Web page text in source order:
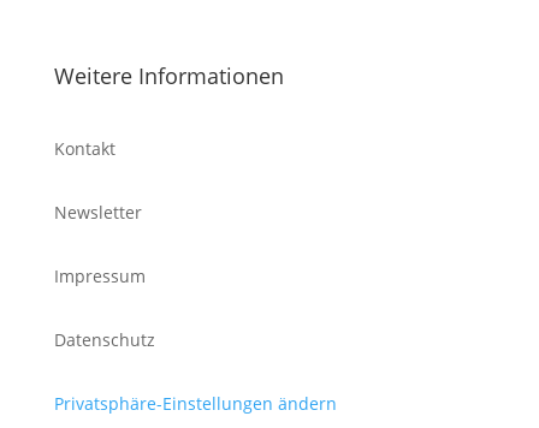
Weitere Informationen
Kontakt
Newsletter
Impressum
Datenschutz
Privatsphäre-Einstellungen ändern